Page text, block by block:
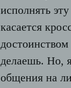
исполнять
касается
делаешь. Но,
общения на